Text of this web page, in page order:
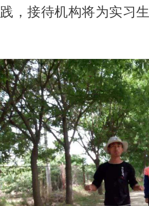
践，接待机构将为实习